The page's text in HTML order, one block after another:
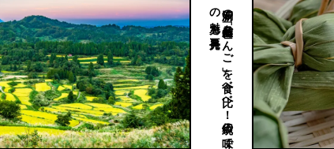
新潟の
名産品「笹だ
ん
ご
」を
食べ
比べ
！
伝統の
味で
地域
の
魅力を
再発見